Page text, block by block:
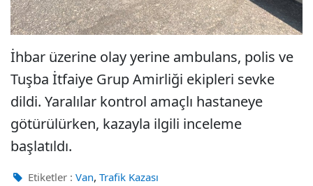
İhbar üzerine olay yerine ambulans, polis ve
Tuşba İtfaiye Grup Amirliği ekipleri sevke
dildi. Yaralılar kontrol amaçlı hastaneye
götürülürken, kazayla ilgili inceleme
başlatıldı.
Etiketler : Van, Trafik Kazası